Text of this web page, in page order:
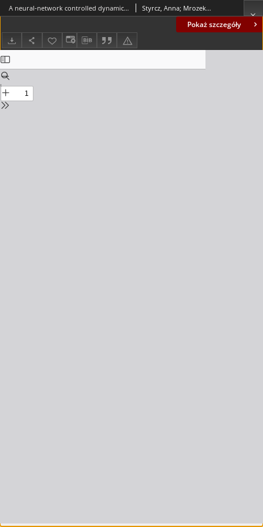
Pokaż szczegóły
A neural-network controlled dynamic evolutionary scheme for global molecular geometry optimization Styrcz, Anna; Mrozek, Janusz; Mazur, Grzegorz